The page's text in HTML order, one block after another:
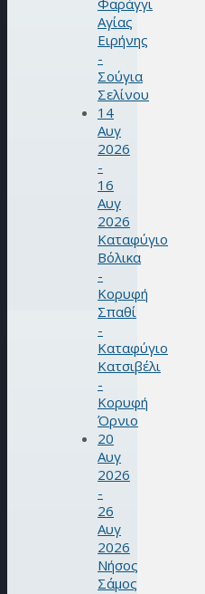
Φαράγγι
Αγίας
Ειρήνης
-
Σούγια
Σελίνου
14
Αυγ
2026
-
16
Αυγ
2026
Καταφύγιο
Βόλικα
-
Κορυφή
Σπαθί
-
Καταφύγιο
Κατσιβέλι
-
Κορυφή
Όρνιο
20
Αυγ
2026
-
26
Αυγ
2026
Νήσος
Σάμος